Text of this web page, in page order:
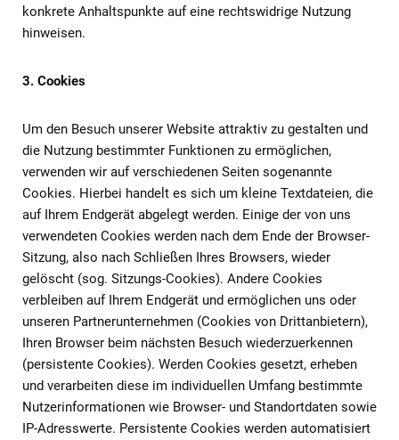
konkrete Anhaltspunkte auf eine rechtswidrige Nutzung
hinweisen.
3. Cookies
Um den Besuch unserer Website attraktiv zu gestalten und
die Nutzung bestimmter Funktionen zu ermöglichen,
verwenden wir auf verschiedenen Seiten sogenannte
Cookies. Hierbei handelt es sich um kleine Textdateien, die
auf Ihrem Endgerät abgelegt werden. Einige der von uns
verwendeten Cookies werden nach dem Ende der Browser-
Sitzung, also nach Schließen Ihres Browsers, wieder
gelöscht (sog. Sitzungs-Cookies). Andere Cookies
verbleiben auf Ihrem Endgerät und ermöglichen uns oder
unseren Partnerunternehmen (Cookies von Drittanbietern),
Ihren Browser beim nächsten Besuch wiederzuerkennen
(persistente Cookies). Werden Cookies gesetzt, erheben
und verarbeiten diese im individuellen Umfang bestimmte
Nutzerinformationen wie Browser- und Standortdaten sowie
IP-Adresswerte. Persistente Cookies werden automatisiert